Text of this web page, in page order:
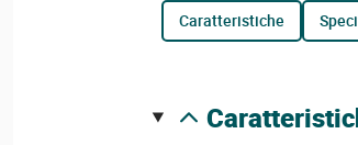
caratteristiche